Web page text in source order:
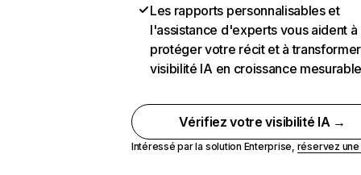
Les rapports personnalisables et
l'assistance d'experts vous aident à
protéger votre récit et à
visibilité IA en croissance
Vérifiez votre visibilité IA →
Intéressé par la solution Enterprise, réservez